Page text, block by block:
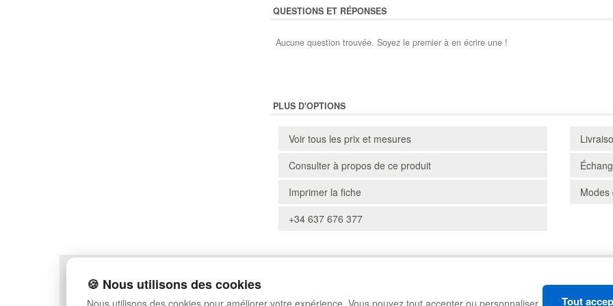
QUESTIONS ET RÉPONSES
Aucune question trouvée. Soyez le premier à en écrire une !
PLUS D'OPTIONS
Voir tous les prix et mesures
Consulter à propos de ce produit
Imprimer la fiche
+34 637 676 377
Modes
POLITIQUE DE CONFIDENTIALITÉ
CONDITIONS D'UTILISATION
PLAN DU SITE
FAQ
RAYONNAGES
🍪 Nous utilisons des cookies
Nous utilisons des cookies pour améliorer votre expérience. Vous pouvez tout accepter ou personnaliser Tout